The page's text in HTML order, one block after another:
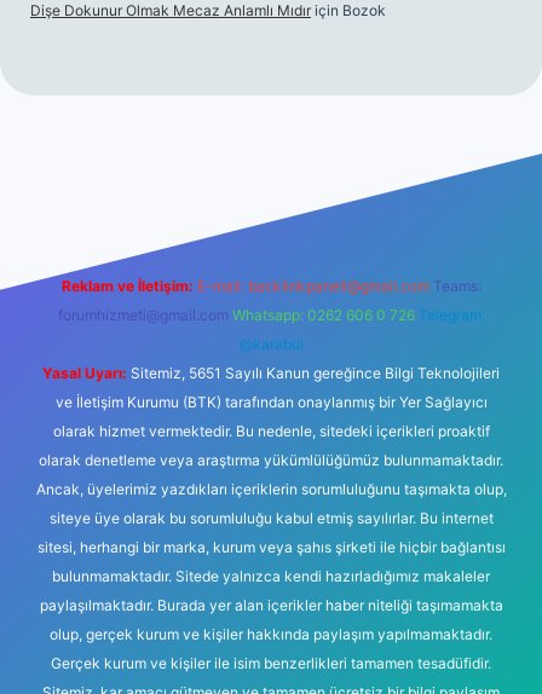
Dişe Dokunur Olmak Mecaz Anlamlı Mıdır için Bozok
Reklam ve İletişim: E-mail: backlinkpaneli@gmail.com Teams:
forumhizmeti@gmail.com Whatsapp: 0262 606 0 726 Telegram:
@karabul
Yasal Uyarı: Sitemiz, 5651 Sayılı Kanun gereğince Bilgi Teknolojileri
ve İletişim Kurumu (BTK) tarafından onaylanmış bir Yer Sağlayıcı
olarak hizmet vermektedir. Bu nedenle, sitedeki içerikleri proaktif
olarak denetleme veya araştırma yükümlülüğümüz bulunmamaktadır.
Ancak, üyelerimiz yazdıkları içeriklerin sorumluluğunu taşımakta olup,
siteye üye olarak bu sorumluluğu kabul etmiş sayılırlar. Bu internet
sitesi, herhangi bir marka, kurum veya şahıs şirketi ile hiçbir bağlantısı
bulunmamaktadır. Sitede yalnızca kendi hazırladığımız makaleler
paylaşılmaktadır. Burada yer alan içerikler haber niteliği taşımamakta
olup, gerçek kurum ve kişiler hakkında paylaşım yapılmamaktadır.
Gerçek kurum ve kişiler ile isim benzerlikleri tamamen tesadüfidir.